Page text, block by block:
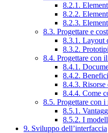
8.2.1.
8.2.2.
8.2.3.
8.3. Progettare e
8.3.1. Layout
8.3.2.
8.4. Progettare con
8.4.1.
8.4.2.
8.4.3. Risorse
8.4.4. Come
8.5. Progettare con
8.5.1.
8.5.2. I
9. Sviluppo dell’interfaccia